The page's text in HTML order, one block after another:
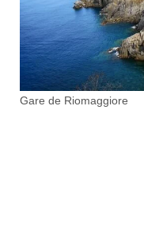
Gare de Riomaggiore